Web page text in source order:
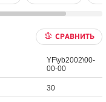
СРАВНИТЬ
YF\yb2002\00-
00-00
30